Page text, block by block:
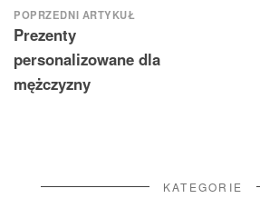
Nawigacja
wpisu
POPRZEDNI ARTYKUŁ
Prezenty
personalizowane dla
mężczyzny
KATEGORIE